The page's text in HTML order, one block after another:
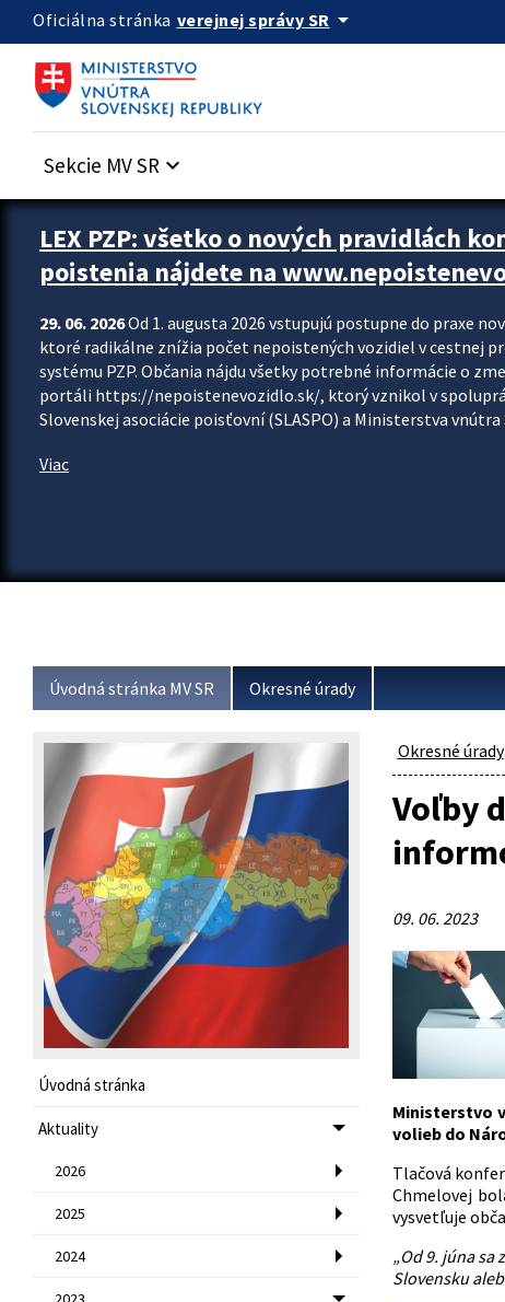
Preskocit na hlavný obsah
Oficiálna stránka verejnej správy SR arrow_drop_down
Sekcie MV SR keyboard_arrow_down
Zastavit automatický posun upútavok
LEX PZP: všetko o nových pravidlách
poistenia nájdete na
29. 06. 2026Od 1. augusta 2026 vstupujú postupne do praxe
ktoré radikálne znížia počet nepoistených vozidiel v cestnej
systému PZP. Občania nájdu všetky potrebné informácie o
portáli https://nepoistenevozidlo.sk/, ktorý vznikol v
Slovenskej asociácie poisťovní (SLASPO) a Ministerstva vnútra
Viac
Úvodná stránka MV SR Okresné úrady
Úvodná stránka
Aktuality
2026
2025
2024
Okresné úrady
Voľby
09. 06. 2023
Ministerstvo
volieb do
Tlačová
Chmelovej
vysvetľuje
„Od 9. júna
Slovensku